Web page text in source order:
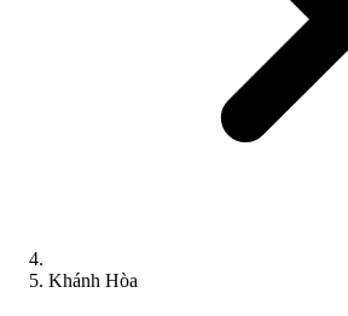
Khánh Hòa